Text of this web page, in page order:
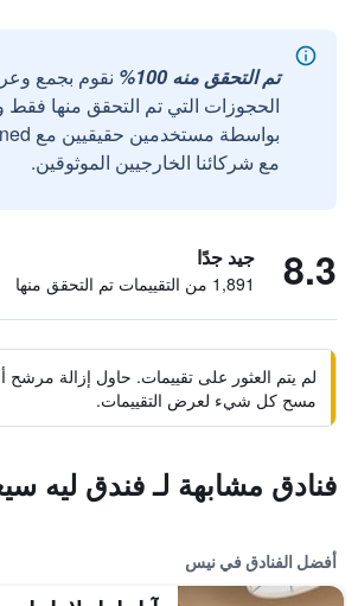
تم التحقق منه 100%
نقوم بجمع
الحجوزات التي تم التحقق منها فقط
مع شركائنا الخارجيين الموثوقين.
8.3 جيد جدًا
1,891 من التقييمات تم التحقق منها
لم يتم العثور على تقييمات. حاول إزالة مرشح
مسح كل شيء لعرض التقييمات.
فنادق مشابهة لـ فندق ليه
أفضل الفنادق في نيس